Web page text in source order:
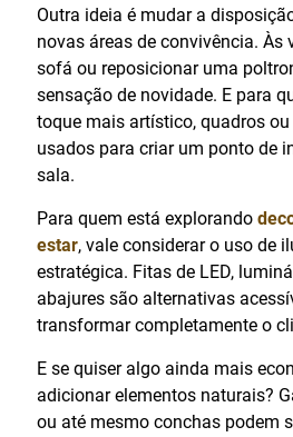
Outra ideia é mudar a
novas áreas de convivência. Às
sofá ou reposicionar uma
sensação de novidade. E para
toque mais artístico, quadros
usados para criar um ponto de
sala.
Para quem está explorando
estar, vale considerar o uso de
estratégica. Fitas de LED,
abajures são alternativas
transformar completamente o
E se quiser algo ainda mais
adicionar elementos naturais?
ou até mesmo conchas podem